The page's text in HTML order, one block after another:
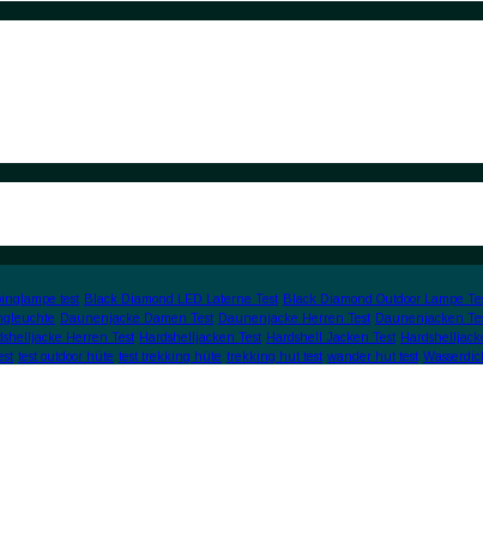
test Black Diamond LED Laterne Test Black Diamond Outdoor Lampe
Daunenjacke Damen Test Daunenjacke Herren Test Daunenjacken
Herren Test Hardshelljacken Test Hardshell Jacken Test
test outdoor hüte test trekking hüte trekking hut test wander hut test